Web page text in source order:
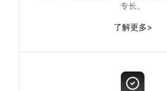
专长。
了解更多>